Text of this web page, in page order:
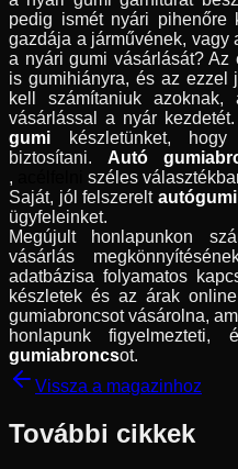
pedig ismét nyári
gazdája a járművének, vagy
a nyári gumi vásárlását? Az
is gumihiányra, és az ezzel
kell számítaniuk
vásárlással a nyár
gumi készletünket,
biztosítani. Autó
,
széles
Saját, jól felszerelt autógumi
ügyfeleinket.
Megújult honlapunkon
vásárlás
adatbázisa folyamatos
készletek és az árak
gumiabroncsot vásárolna,
honlapunk figyelmezteti,
gumiabroncsot.
Vissza a magazinhoz
További cikkek